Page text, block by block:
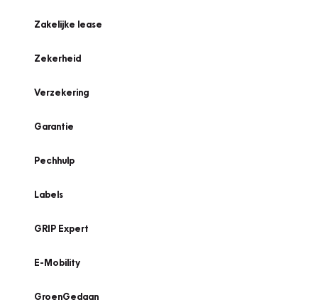
Zakelijke lease
Zekerheid
Verzekering
Garantie
Pechhulp
Labels
GRIP Expert
E-Mobility
GroenGedaan